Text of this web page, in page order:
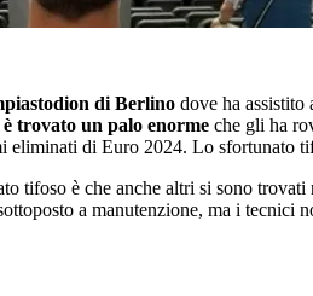
di Berlino dove ha assistito
trovato un palo enorme che gli ha
eliminati di Euro 2024. Lo sfortunato
tifoso è che anche altri si sono
a manutenzione, ma i